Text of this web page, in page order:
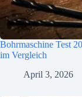
Bohrmaschine Test
im Vergleich
April 3, 2026